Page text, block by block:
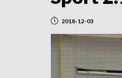
2018-12-03